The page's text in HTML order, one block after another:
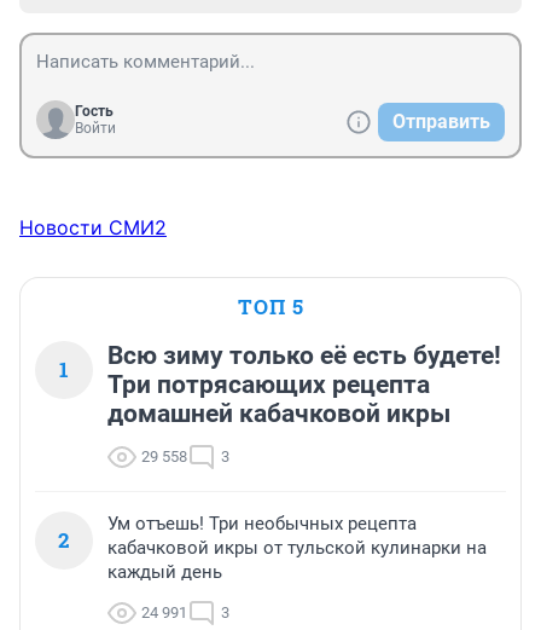
Гость
Войти
Отправить
Новости СМИ2
ТОП 5
1
Всю зиму только её есть будете!
Три потрясающих рецепта
домашней кабачковой икры
29 558 3
2
Ум отъешь! Три необычных рецепта
кабачковой икры от тульской кулинарки на
каждый день
24 991 3